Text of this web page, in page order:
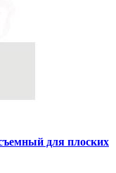
для плоских